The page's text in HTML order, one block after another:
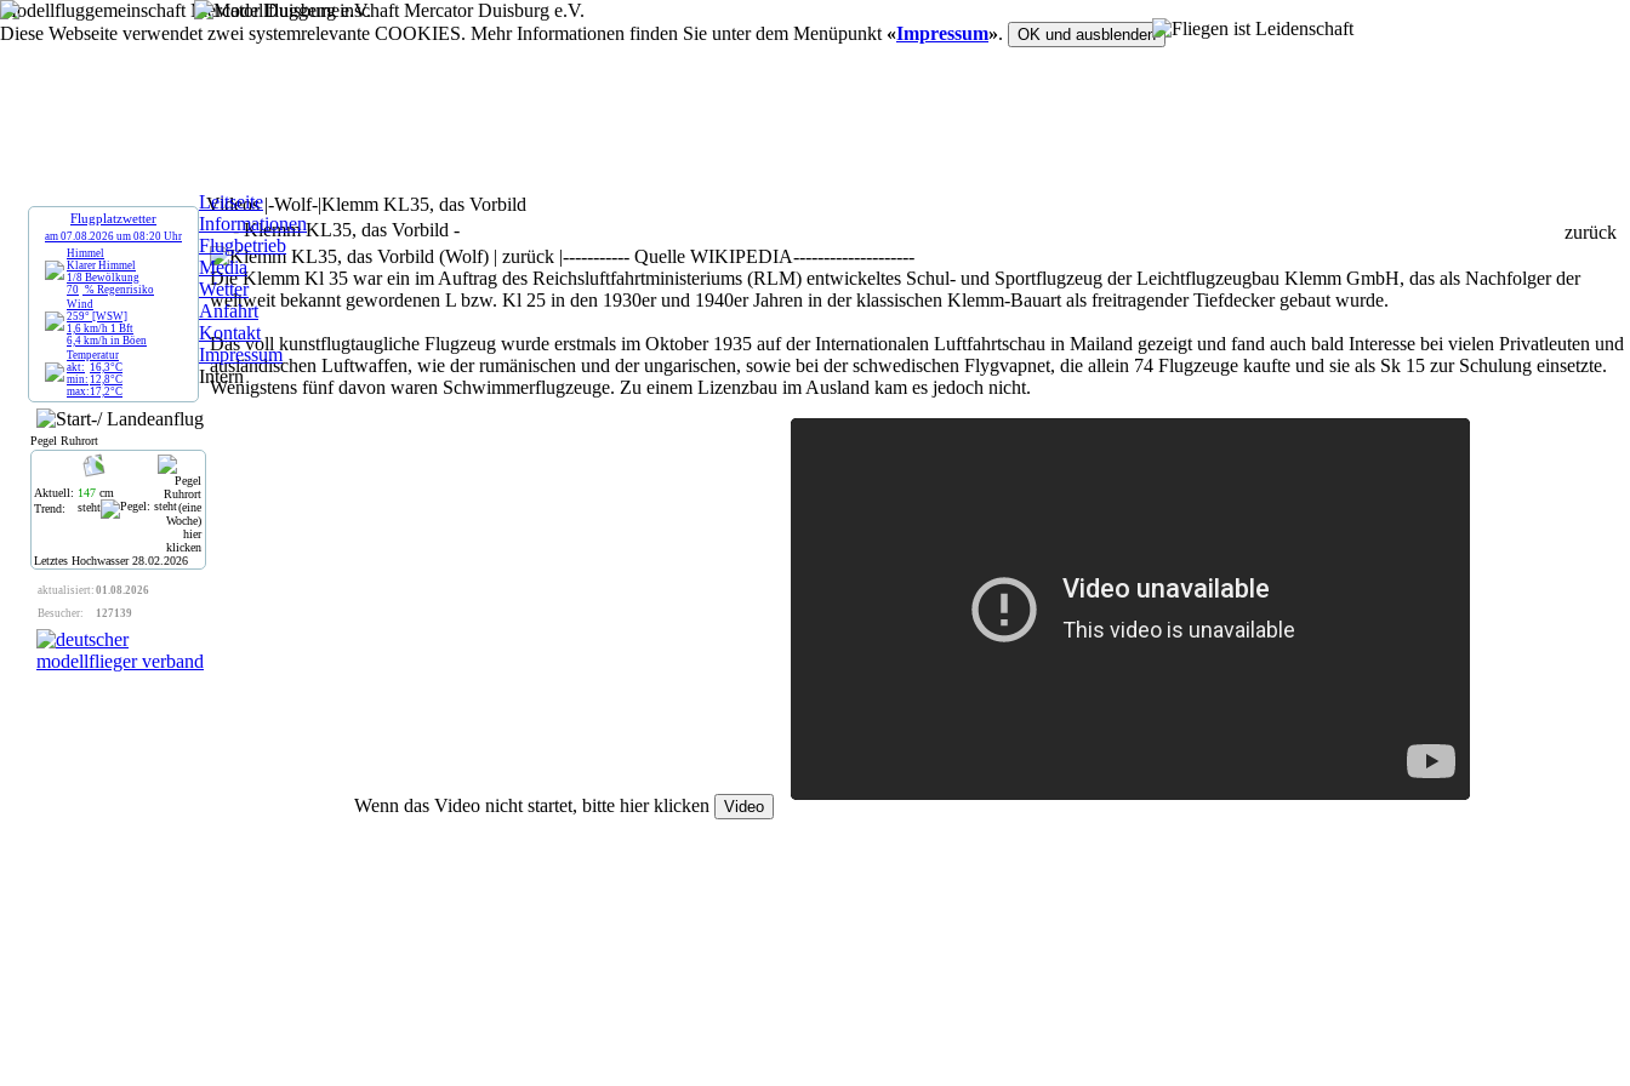
Modellfluggemeinschaft Mercator Duisburg e.V.
Flugplatzwetter
am 07.08.2026 um 08:20 Uhr
Himmel
Klarer Himmel
1/8 Bewölkung
70 % Regenrisiko
Wind
259° [WSW]
1,6 km/h 1 Bft
6,4 km/h in Böen
Temperatur
akt: 16,3°C
min: 12,8°C
max: 17,2°C
Pegel Ruhrort
Aktuell: 147 cm
Trend:
steht
Letztes Hochwasser28.02.2026
aktualisiert: 01.08.2026
Besucher:
127139
Leitseite
Informationen
Flugbetrieb
Media
Wetter
Anfahrt
Kontakt
Impressum
Intern
Videos |-Wolf-|Klemm KL35, das Vorbild
- Klemm KL35, das Vorbild -
zurück
----------- Quelle WIKIPEDIA--------------------
Die Klemm Kl 35 war ein im Auftrag des Reichsluftfahrtministeriums (RLM) entwickeltes Schul- und Sportflugzeug der Leichtflugzeugbau Klemm GmbH, das als Nachfolger der
weltweit bekannt gewordenen L bzw. Kl 25 in den 1930er und 1940er Jahren in der klassischen Klemm-Bauart als freitragender Tiefdecker gebaut wurde.
Das voll kunstflugtaugliche Flugzeug wurde erstmals im Oktober 1935 auf der Internationalen Luftfahrtschau in Mailand gezeigt und fand auch bald Interesse bei vielen Privatleuten und
ausländischen Luftwaffen, wie der rumänischen und der ungarischen, sowie bei der schwedischen Flygvapnet, die allein 74 Flugzeuge kaufte und sie als Sk 15 zur Schulung einsetzte.
Wenigstens fünf davon waren Schwimmerflugzeuge. Zu einem Lizenzbau im Ausland kam es jedoch nicht.
Wenn das Video nicht startet, bitte hier klicken Video
Diese Webseite verwendet zwei systemrelevante COOKIES. Mehr Informationen finden Sie unter dem Menüpunkt «Impressum». OK und ausblenden